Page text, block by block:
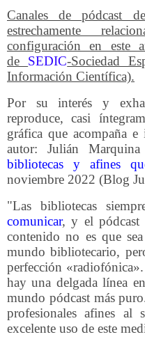
Canales de pódcast
estrechamente
configuración en este
de SEDIC-Sociedad
Información Científica).
Por su interés y
reproduce, casi
gráfica que acompaña
autor: Julián Marquina
bibliotecas y afines
noviembre 2022 (Blog
"Las bibliotecas
comunicar, y el pódcast
contenido no es que
mundo bibliotecario,
perfección
hay una delgada línea
mundo pódcast más
profesionales afines al
excelente uso de este